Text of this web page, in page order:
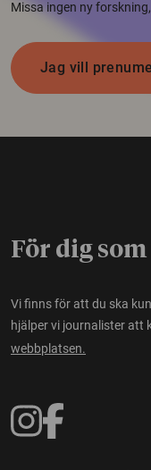
Missa ingen ny
Jag vill
För dig
Vi finns för att du ska
hjälper vi journalister att
webbplatsen.